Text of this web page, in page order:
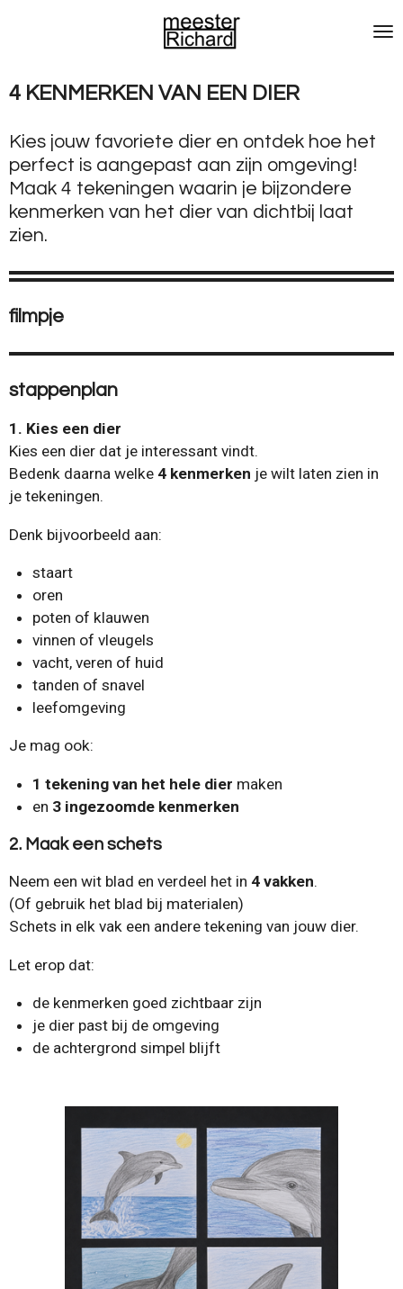
de
4 KENMERKEN VAN EEN DIER
Kies jouw favoriete dier en ontdek hoe het
perfect is aangepast aan zijn omgeving!
Maak 4 tekeningen waarin je bijzondere
kenmerken van het dier van dichtbij laat
zien.
filmpje
stappenplan
1. Kies een dier
Kies een dier dat je interessant vindt.
Bedenk daarna welke 4 kenmerken je wilt laten zien in
je tekeningen.
Denk bijvoorbeeld aan:
staart
oren
poten of klauwen
vinnen of vleugels
vacht, veren of huid
tanden of snavel
leefomgeving
Je mag ook:
1 tekening van het hele dier maken
en 3 ingezoomde kenmerken
2. Maak een schets
Neem een wit blad en verdeel het in 4 vakken.
(Of gebruik het blad bij materialen)
Schets in elk vak een andere tekening van jouw dier.
Let erop dat:
de kenmerken goed zichtbaar zijn
je dier past bij de omgeving
de achtergrond simpel blijft